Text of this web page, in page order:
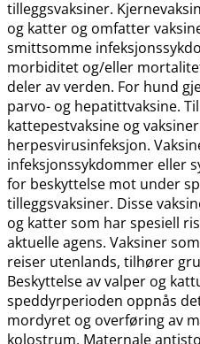
tilleggsvaksiner.
og katter og omfatter
smittsomme
morbiditet og​/​eller
deler av verden. For hund
parvo- og hepatittvaksine.
kattepestvaksine og
herpesvirusinfeksjon.
infeksjonssykdommer eller
for beskyttelse mot under
tilleggsvaksiner. Disse
og katter som har spesiell
aktuelle agens. Vaksiner
reiser utenlands, tilhører
Beskyttelse av valper og
speddyrperioden oppnås
mordyret og overføring av
kolostrum. Maternale